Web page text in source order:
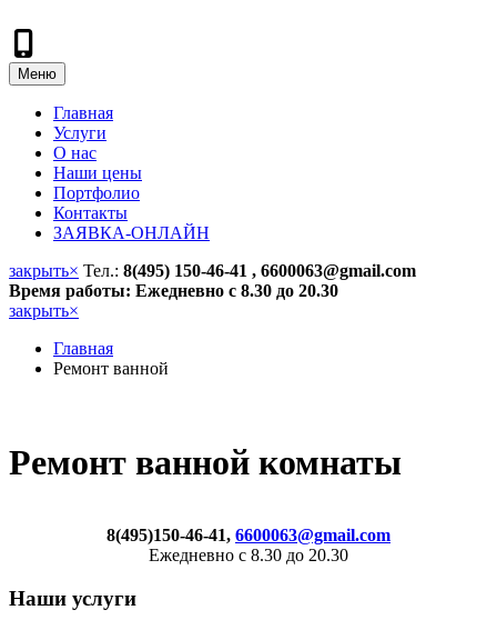
Меню
Главная
Услуги
О нас
Наши цены
Портфолио
Контакты
ЗАЯВКА-ОНЛАЙН
закрыть× Тел.: 8(495) 150-46-41 , 6600063@gmail.com
Время работы: Ежедневно с 8.30 до 20.30
закрыть×
Главная
Ремонт ванной
Ремонт ванной комнаты
8(495)150-46-41, 6600063@gmail.com
Ежедневно с 8.30 до 20.30
Наши услуги